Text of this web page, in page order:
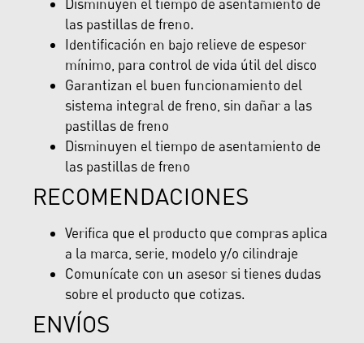
las pastillas de freno.
Identificación en bajo relieve de espesor
mínimo, para control de vida útil del disco
Garantizan el buen funcionamiento del
sistema integral de freno, sin dañar a las
pastillas de freno
Disminuyen el tiempo de asentamiento de
las pastillas de freno
RECOMENDACIONES
Verifica que el producto que compras aplica
a la marca, serie, modelo y/o cilindraje
Comunícate con un asesor si tienes dudas
sobre el producto que cotizas.
ENVÍOS